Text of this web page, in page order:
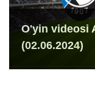
O'yin videosi
(02.06.2024)